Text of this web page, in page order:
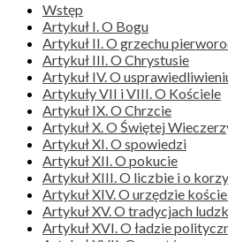
Wstęp
Artykuł I. O Bogu
Artykuł II. O grzechu
Artykuł III. O Chrystusie
Artykuł IV. O
Artykuły VII i VIII. O Kościele
Artykuł IX. O Chrzcie
Artykuł X. O Świętej
Artykuł XI. O spowiedzi
Artykuł XII. O pokucie
Artykuł XIII. O liczbie i o
Artykuł XIV. O urzędzie
Artykuł XV. O tradycjach
Artykuł XVI. O ładzie